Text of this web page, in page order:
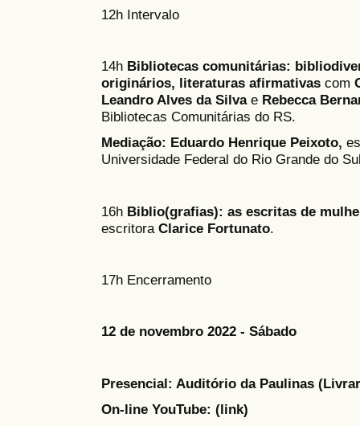
12h Intervalo
14h Bibliotecas comunitárias:
originários, literaturas afirmativas com
Leandro Alves da Silvae Rebecca
Bibliotecas Comunitárias do RS.
Mediação: Eduardo Henrique Peixoto,
Universidade Federal do Rio Grande do
16h Biblio(grafias): as escritas de
escritora Clarice Fortunato.
17h Encerramento
12 de novembro 2022 - Sábado
Presencial: Auditório da Paulinas
On-line YouTube: (link)